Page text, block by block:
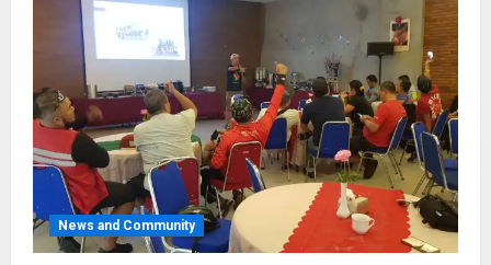
News and Community